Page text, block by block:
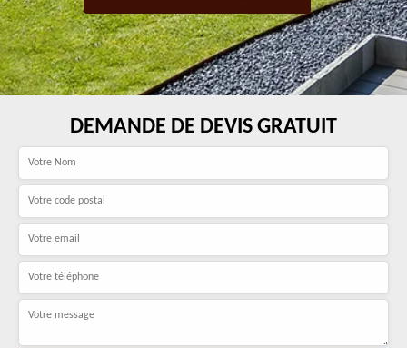
DEMANDE DE DEVIS GRATUIT